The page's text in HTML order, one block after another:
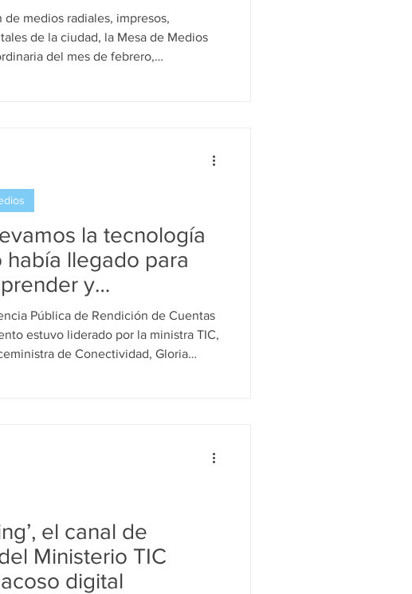
medios radiales, impresos,
de la ciudad, la Mesa de Medios
del mes de febrero,
y Ciudadanos (MAICC),
colectivo con la comunicación
la tecnología
había llegado para
y
Ministra TIC, Carina
Pública de Rendición de Cuentas
estuvo liderado por la ministra TIC,
de Conectividad, Gloria
billones, el despliegue de más de
y la for
el canal de
Ministerio TIC
digital